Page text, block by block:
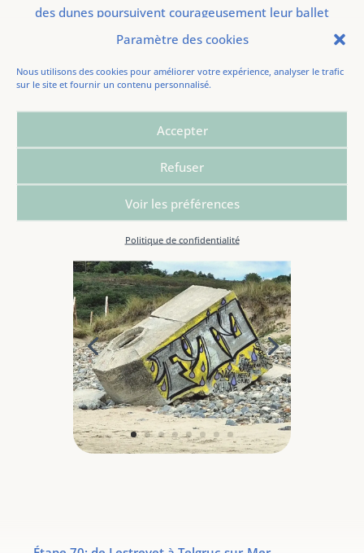
Paramètre des cookies
Nous utilisons des cookies pour améliorer votre expérience, analyser le trafic
sur le site et fournir un contenu personnalisé.
Accepter
Refuser
Voir les préférences
Politique de confidentialité
des dunes poursuivent courageusement leur ballet
incessant sous une chaleur écrasante.